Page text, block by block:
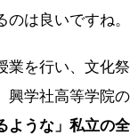
は良いですね。
業を行い、文化
興学社高等学院
ような」私立の